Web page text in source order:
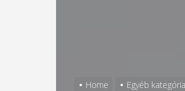
Home Egyéb kategória